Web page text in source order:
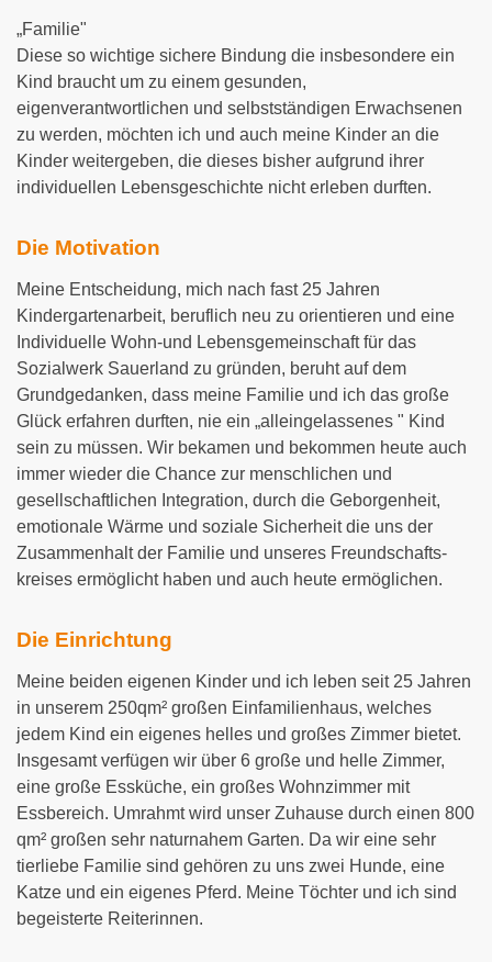
„Familie"
Diese so wichtige sichere Bindung die insbesondere ein
Kind braucht um zu einem gesunden,
eigenverantwortlichen und selbstständigen Erwachsenen
zu werden, möchten ich und auch meine Kinder an die
Kinder weitergeben, die dieses bisher aufgrund ihrer
individuellen Lebensgeschichte nicht erleben durften.
Die Motivation
Meine Entscheidung, mich nach fast 25 Jahren
Kindergartenarbeit, beruflich neu zu orientieren und eine
Individuelle Wohn-und Lebensgemeinschaft für das
Sozialwerk Sauerland zu gründen, beruht auf dem
Grundgedanken, dass meine Familie und ich das große
Glück erfahren durften, nie ein „alleingelassenes " Kind
sein zu müssen. Wir bekamen und bekommen heute auch
immer wieder die Chance zur menschlichen und
gesellschaftlichen Integration, durch die Geborgenheit,
emotionale Wärme und soziale Sicherheit die uns der
Zusammenhalt der Familie und unseres Freundschafts-
kreises ermöglicht haben und auch heute ermöglichen.
Die Einrichtung
Meine beiden eigenen Kinder und ich leben seit 25 Jahren
in unserem 250qm² großen Einfamilienhaus, welches
jedem Kind ein eigenes helles und großes Zimmer bietet.
Insgesamt verfügen wir über 6 große und helle Zimmer,
eine große Essküche, ein großes Wohnzimmer mit
Essbereich. Umrahmt wird unser Zuhause durch einen 800
qm² großen sehr naturnahem Garten. Da wir eine sehr
tierliebe Familie sind gehören zu uns zwei Hunde, eine
Katze und ein eigenes Pferd. Meine Töchter und ich sind
begeisterte Reiterinnen.